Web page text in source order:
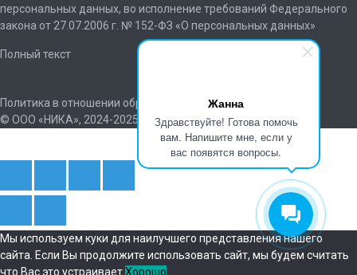
Жанна
Здравствуйте! Готова помочь
вам. Напишите мне, если у
вас появятся вопросы.
персональных данных, во исполнение требований Федерального
закона от 27.07.2006 г. № 152-ФЗ «О персональных данных»
Полный текст
Политика в отношении обработки персональных данных
© ООО «НИКА», 2024-2025
Мы используем куки для наилучшего представления нашего
сайта. Если Вы продолжите использовать сайт, мы будем считать
что Вас это устраивает.Хорошо